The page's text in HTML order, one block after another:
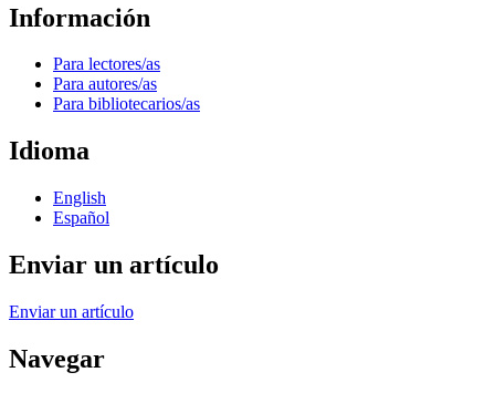
Información
Para lectores/as
Para autores/as
Para bibliotecarios/as
Idioma
English
Español
Enviar un artículo
Enviar un artículo
Navegar